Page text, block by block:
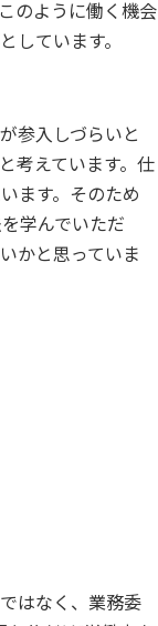
のように働く機会
しています。
参入しづらいと
考えています。仕
ます。そのため
学んでいただ
かと思っていま
はなく、業務委